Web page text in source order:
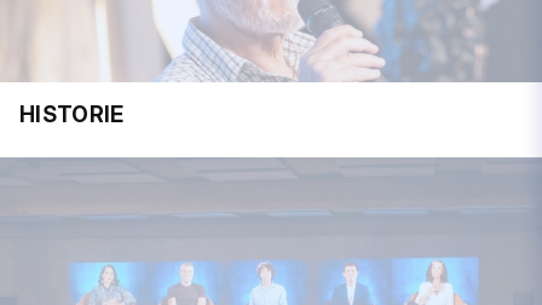
HISTORIE